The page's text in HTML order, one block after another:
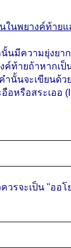
ในพยางค์ท้าย
นมีความยุ่งยา
ค์ท้ายถ้าหากเป็
ำนั้นจะเขียนด้
อหรือสระเออ
รจะเป็น "ออโ